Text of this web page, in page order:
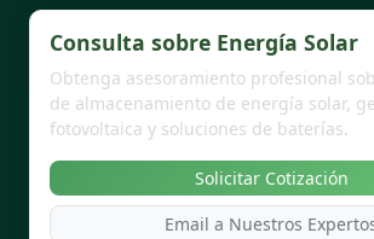
Consulta sobre Energía Solar
Obtenga asesoramiento profesional
de almacenamiento de energía solar,
fotovoltaica y soluciones de baterías.
Solicitar Cotización
Email a Nuestros